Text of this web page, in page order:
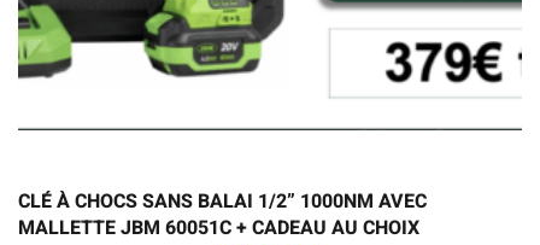
CLÉ À CHOCS SANS BALAI 1/2” 1000NM AVEC
MALLETTE JBM 60051C + CADEAU AU CHOIX